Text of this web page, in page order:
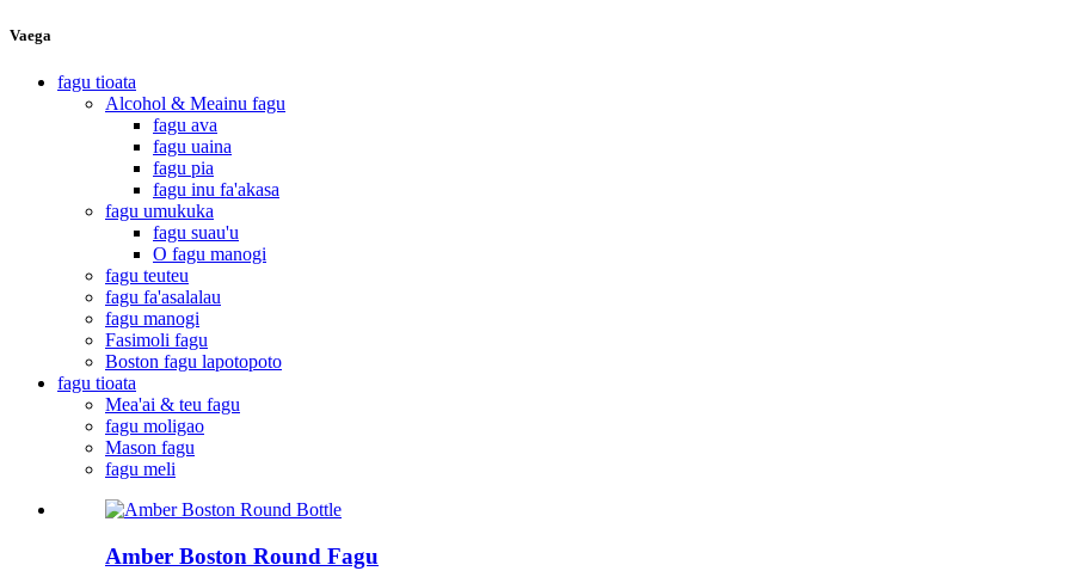
Vaega
fagu tioata
Alcohol & Meainu fagu
fagu ava
fagu uaina
fagu pia
fagu inu fa'akasa
fagu umukuka
fagu suau'u
O fagu manogi
fagu teuteu
fagu fa'asalalau
fagu manogi
Fasimoli fagu
Boston fagu lapotopoto
fagu tioata
Mea'ai & teu fagu
fagu moligao
Mason fagu
fagu meli
Amber Boston Round Fagu